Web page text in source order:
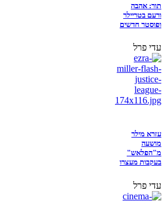
תור: אהבה
ורעם בטריילר
ופוסטר חדשים
עדי פרל
עזרא מילר
מושעה
מ"הפלאש"
בעקבות מעצרו
עדי פרל